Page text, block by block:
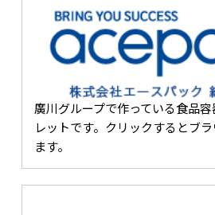
廣川グループで作っている食品
レットです。クリックするとブ
ます。